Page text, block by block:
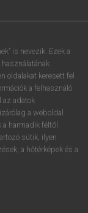
is nevezik. Ezek a
oldalakat keresett fel
a felhasználó
az adatok
a weboldal
a harmadik féltől
sütik; ilyen
a hőtérképek és a